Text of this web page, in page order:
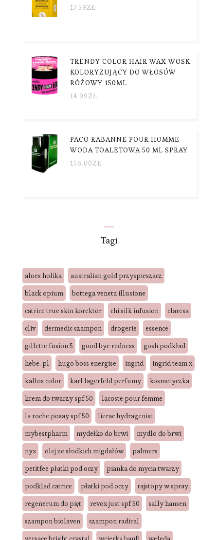
17.59ZŁ
TRENDY COLOR HAIR WAX WOSK
KOLORYZUJĄCY DO WŁOSÓW
RÓŻOWY 150ML
14.99ZŁ
PACO RABANNE POUR HOMME
WODA TOALETOWA 50 ML SPRAY
156.00ZŁ
Tagi
aloes holika
australian gold przyspieszacz
black opium
bottega veneta illusione
catrice true skin korektor
chi silk infusion
claresa
cliv
dermedic szampon drogerie
essence
gillette fusion 5
good bye redness
gosh podkład
hebe. pl
hugo boss energise ingrid
ingrid team x
kallos color
karl lagerfeld perfumy
kosmetyczka
krem do twarzy spf 50
lacoste pour femme
la roche posay spf 50
lierac hydragenist
mybestpharm
mydełko do brwi
mydlo do brwi
nyx
olej ze słodkich migdałów
palmers
petitfee płatki pod oczy
pianka do mycia twarzy
podklad catrice
płatki pod oczy
rajstopy w spray
regenerum do pięt
revox just spf 50
sally hansen
szampon biolaven
szampon radical